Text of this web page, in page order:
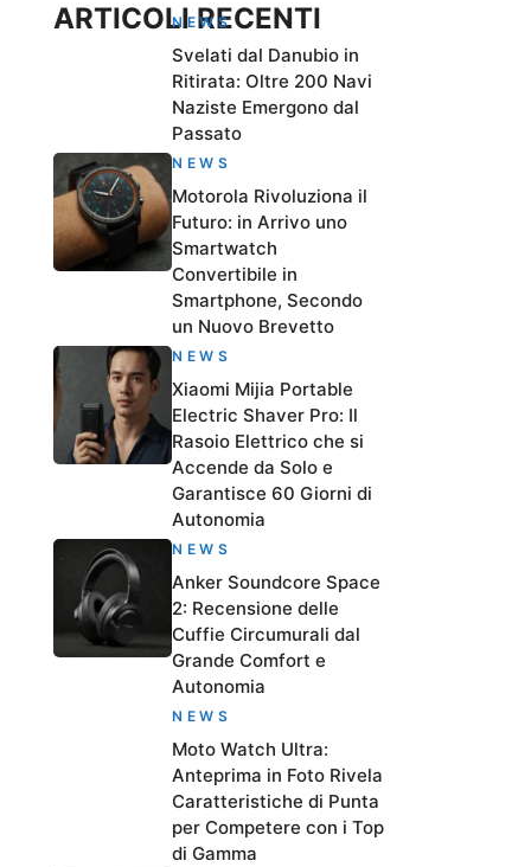
ARTICOLI RECENTI
NEWS
Svelati dal Danubio in
Ritirata: Oltre 200 Navi
Naziste Emergono dal
Passato
NEWS
Motorola Rivoluziona il
Futuro: in Arrivo uno
Smartwatch
Convertibile in
Smartphone, Secondo
un Nuovo Brevetto
NEWS
Xiaomi Mijia Portable
Electric Shaver Pro: Il
Rasoio Elettrico che si
Accende da Solo e
Garantisce 60 Giorni di
Autonomia
NEWS
Anker Soundcore Space
2: Recensione delle
Cuffie Circumurali dal
Grande Comfort e
Autonomia
NEWS
Moto Watch Ultra:
Anteprima in Foto Rivela
Caratteristiche di Punta
per Competere con i Top
di Gamma